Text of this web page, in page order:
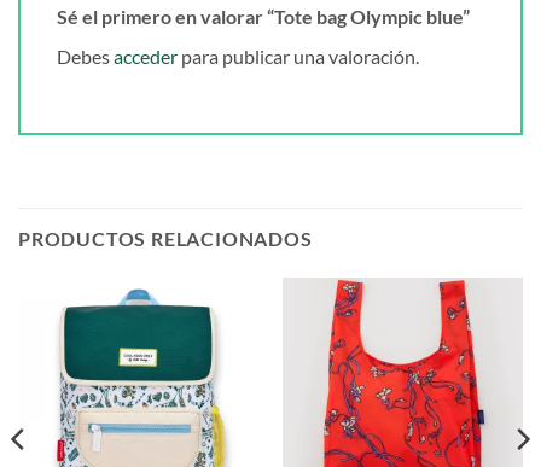
Sé el primero en valorar “Tote bag Olympic blue”
Debesacceder para publicar una valoración.
PRODUCTOS RELACIONADOS